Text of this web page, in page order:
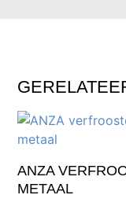
ANZA
METAAL